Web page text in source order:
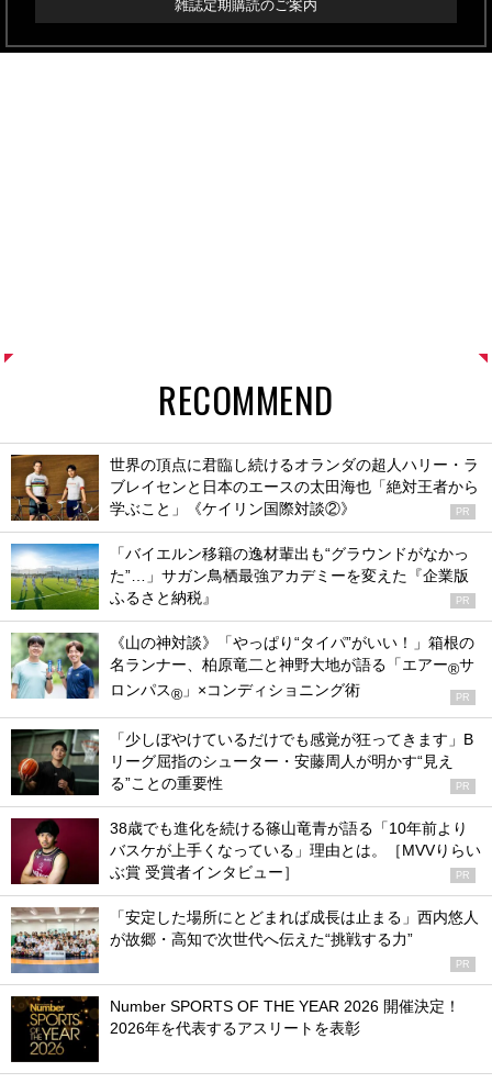
雑誌定期購読のご案内
RECOMMEND
世界の頂点に君臨し続けるオランダの超人ハリー・ラ
ブレイセンと日本のエースの太田海也「絶対王者から
学ぶこと」《ケイリン国際対談②》
PR
「バイエルン移籍の逸材輩出も“グラウンドがなかっ
た”…」サガン鳥栖最強アカデミーを変えた『企業版
ふるさと納税』
PR
《山の神対談》「やっぱり“タイパ”がいい！」箱根の
名ランナー、柏原竜二と神野大地が語る「エアー®サ
ロンパス® 」×コンディショニング術 PR
「少しぼやけているだけでも感覚が狂ってきます」B
リーグ屈指のシューター・安藤周人が明かす“見え
る”ことの重要性
PR
38歳でも進化を続ける篠山竜青が語る「10年前より
バスケが上手くなっている」理由とは。［MVVりらい
ぶ賞 受賞者インタビュー］
PR
「安定した場所にとどまれば成長は止まる」西内悠人
が故郷・高知で次世代へ伝えた“挑戦する力”
PR
Number SPORTS OF THE YEAR 2026 開催決定！
2026年を代表するアスリートを表彰